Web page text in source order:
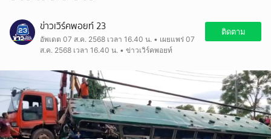
ข่าวเวิร์คพอยท์ 23
อัพเดต 07 ส.ค. 2568 เวลา 16.40 น. • เผยแพร่ 07
ส.ค. 2568 เวลา 16.40 น. • ข่าวเวิร์คพอยท์
ติดตาม